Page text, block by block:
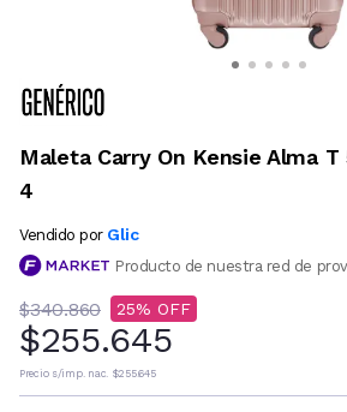
Maleta Carry On Kensie Alma T
4
Vendido por Glic
Producto de nuestra red de
$340.860 25
$255.645
Precio s/imp. nac. $255.645